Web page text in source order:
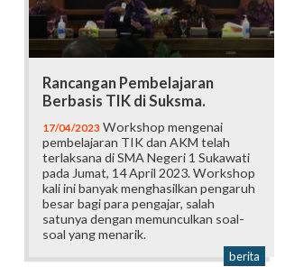
Rancangan Pembelajaran
Berbasis TIK di Suksma.
17/04/2023 Workshop mengenai
pembelajaran TIK dan AKM telah
terlaksana di SMA Negeri 1 Sukawati
pada Jumat, 14 April 2023. Workshop
kali ini banyak menghasilkan pengaruh
besar bagi para pengajar, salah
satunya dengan memunculkan soal-
soal yang menarik.
berita